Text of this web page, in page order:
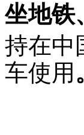
坐地铁
持在中
车使用